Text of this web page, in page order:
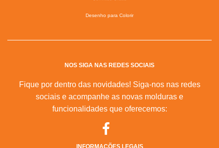
Desenho para Colorir
NOS SIGA NAS REDES SOCIAIS
Fique por dentro das novidades! Siga-nos nas redes
sociais e acompanhe as novas molduras e
funcionalidades que oferecemos: